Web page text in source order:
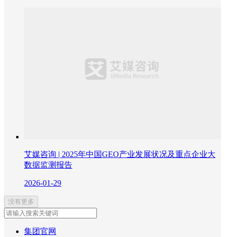
艾媒咨询 | 2025年中国GEO产业发展状况及重点企业大
数据监测报告
2026-01-29
没有更多
集团官网